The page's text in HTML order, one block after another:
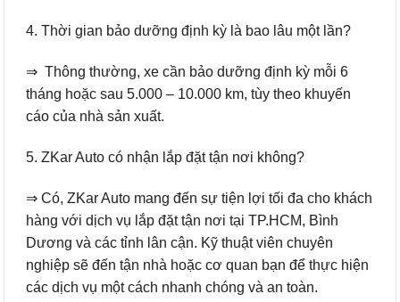
4. Thời gian bảo dưỡng định kỳ là bao lâu một lần?
⇒ Thông thường, xe cần bảo dưỡng định kỳ mỗi 6
tháng hoặc sau 5.000 – 10.000 km, tùy theo khuyến
cáo của nhà sản xuất.
5. ZKar Auto có nhận lắp đặt tận nơi không?
⇒ Có, ZKar Auto mang đến sự tiện lợi tối đa cho khách
hàng với dịch vụ lắp đặt tận nơi tại TP.HCM, Bình
Dương và các tỉnh lân cận. Kỹ thuật viên chuyên
nghiệp sẽ đến tận nhà hoặc cơ quan bạn để thực hiện
các dịch vụ một cách nhanh chóng và an toàn.